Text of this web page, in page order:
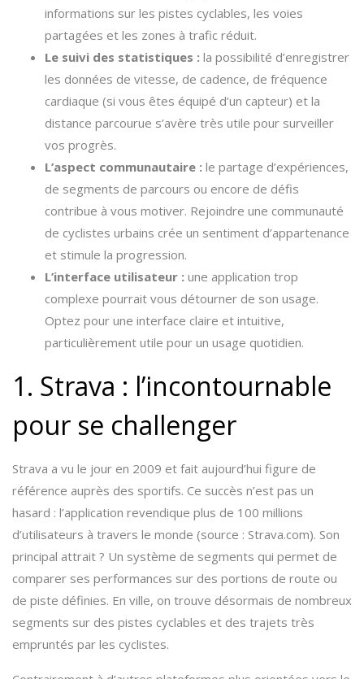
informations sur les pistes cyclables, les voies
partagées et les zones à trafic réduit.
Le suivi des statistiques : la possibilité d’enregistrer
les données de vitesse, de cadence, de fréquence
cardiaque (si vous êtes équipé d’un capteur) et la
distance parcourue s’avère très utile pour surveiller
vos progrès.
L’aspect communautaire : le partage d’expériences,
de segments de parcours ou encore de défis
contribue à vous motiver. Rejoindre une communauté
de cyclistes urbains crée un sentiment d’appartenance
et stimule la progression.
L’interface utilisateur : une application trop
complexe pourrait vous détourner de son usage.
Optez pour une interface claire et intuitive,
particulièrement utile pour un usage quotidien.
1. Strava : l’incontournable
pour se challenger
Strava a vu le jour en 2009 et fait aujourd’hui figure de
référence auprès des sportifs. Ce succès n’est pas un
hasard : l’application revendique plus de 100 millions
d’utilisateurs à travers le monde (source : Strava.com). Son
principal attrait ? Un système de segments qui permet de
comparer ses performances sur des portions de route ou
de piste définies. En ville, on trouve désormais de nombreux
segments sur des pistes cyclables et des trajets très
empruntés par les cyclistes.